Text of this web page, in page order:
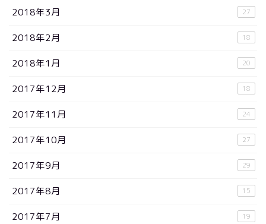
2018年3月 27
2018年2月 18
2018年1月 20
2017年12月 18
2017年11月 24
2017年10月 27
2017年9月 29
2017年8月 15
2017年7月 19